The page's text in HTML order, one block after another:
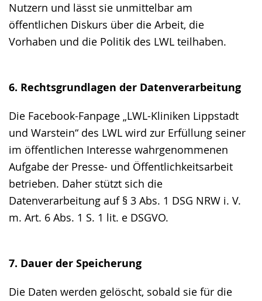
Nutzern und lässt sie unmittelbar am
öffentlichen Diskurs über die Arbeit, die
Vorhaben und die Politik des LWL teilhaben.
6. Rechtsgrundlagen der Datenverarbeitung
Die Facebook-Fanpage „LWL-Kliniken Lippstadt
und Warstein“ des LWL wird zur Erfüllung seiner
im öffentlichen Interesse wahrgenommenen
Aufgabe der Presse- und Öffentlichkeitsarbeit
betrieben. Daher stützt sich die
Datenverarbeitung auf § 3 Abs. 1 DSG NRW i. V.
m. Art. 6 Abs. 1 S. 1 lit. e DSGVO.
7. Dauer der Speicherung
Die Daten werden gelöscht, sobald sie für die